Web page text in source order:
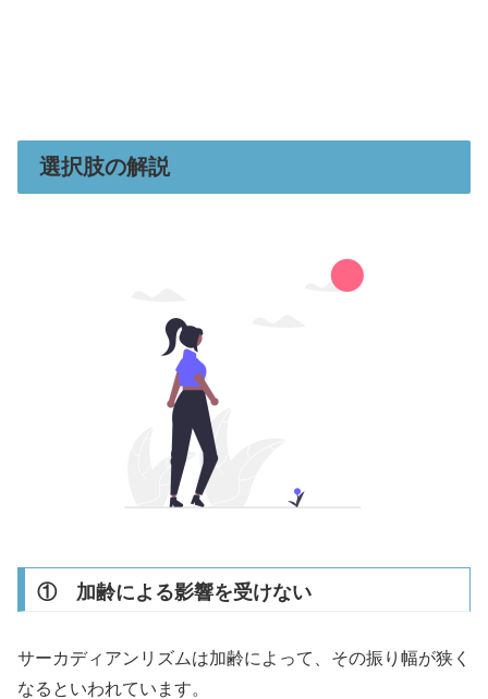
選択肢の解説
① 加齢による影響を受けない
サーカディアンリズムは加齢によって、その振り幅が狭く
なるといわれています。